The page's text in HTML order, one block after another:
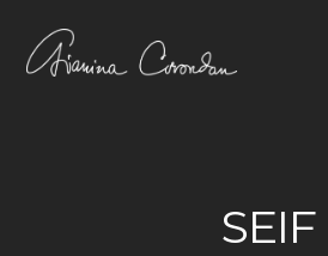
SEIF